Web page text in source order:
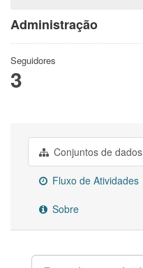
Administração
Seguidores
3
Conjuntos de dados
Fluxo de Atividades
Sobre